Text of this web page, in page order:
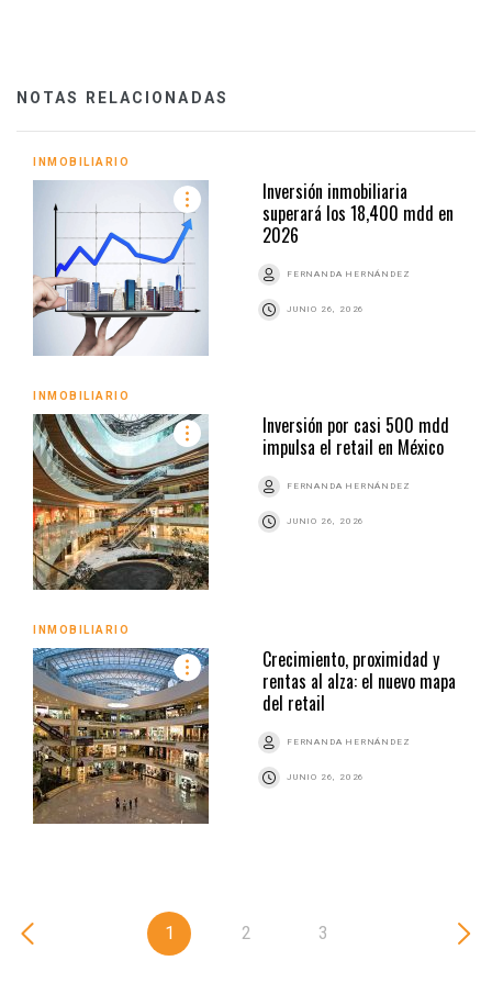
NOTAS RELACIONADAS
INMOBILIARIO
Inversión inmobiliaria
superará los 18,400 mdd en
2026
FERNANDA HERNÁNDEZ
JUNIO 26, 2026
INMOBILIARIO
Inversión por casi 500 mdd
impulsa el retail en México
FERNANDA HERNÁNDEZ
JUNIO 26, 2026
INMOBILIARIO
Crecimiento, proximidad y
rentas al alza: el nuevo mapa
del retail
FERNANDA HERNÁNDEZ
JUNIO 26, 2026
1 2 3